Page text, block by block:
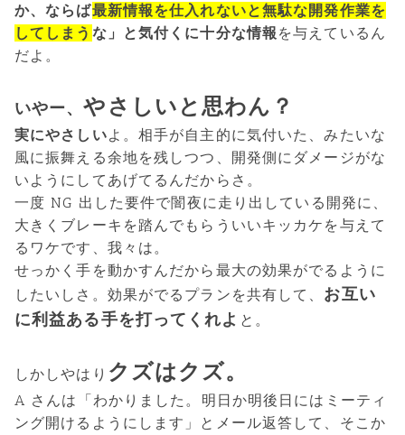
か、ならば最新情報を仕入れないと無駄な開発作業を
してしまう な」と気付くに十分な情報 を与えているん
だよ。
いやー、やさしいと思わん？
実にやさしいよ。相手が自主的に気付いた、みたいな
風に振舞える余地を残しつつ、開発側にダメージがな
いようにしてあげてるんだからさ。
一度 NG 出した要件で闇夜に走り出している開発に、
大きくブレーキを踏んでもらういいキッカケを与えて
るワケです、我々は。
せっかく手を動かすんだから最大の効果がでるように
したいしさ。効果がでるプランを共有して、 お互い
に利益ある手を打ってくれよ と。
しかしやはり クズはクズ。
A さんは「わかりました。明日か明後日にはミーティ
ング開けるようにします」とメール返答して、そこか